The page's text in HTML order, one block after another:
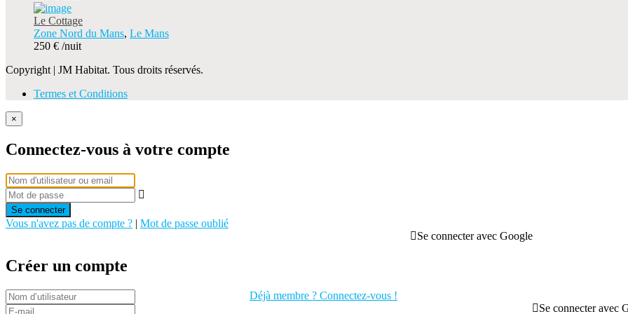
Le Cottage
Zone Nord du Mans, Le Mans
250 € /nuit
Copyright | JM Habitat. Tous droits réservés.
Termes et Conditions
×
Connectez-vous à votre compte
Se connecter
Vous n'avez pas de compte ? | Mot de passe oublié
Se connecter avec Google
Créer un compte
Déjà membre ? Connectez-vous !
Se connecter avec